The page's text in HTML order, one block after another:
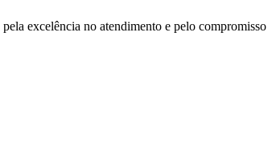
excelência no atendimento e pelo compromisso